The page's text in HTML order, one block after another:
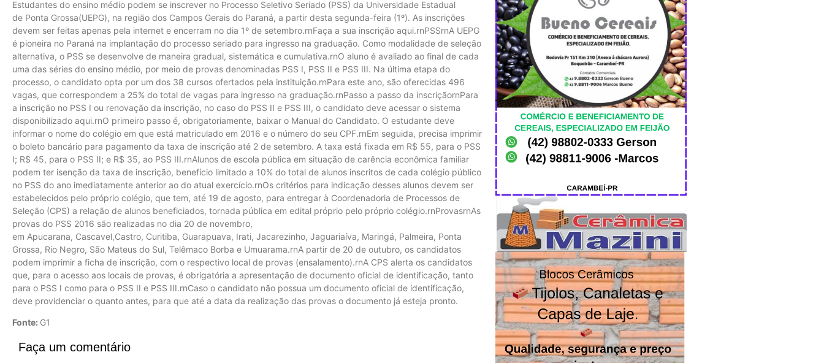
Estudantes do ensino médio podem se inscrever no Processo Seletivo Seriado (PSS) da Universidade Estadual
de Ponta Grossa(UEPG), na região dos Campos Gerais do Paraná, a partir desta segunda-feira (1º). As inscrições
devem ser feitas apenas pela internet e encerram no dia 1º de setembro.rnFaça a sua inscrição aqui.rnPSSrnA UEPG
é pioneira no Paraná na implantação do processo seriado para ingresso na graduação. Como modalidade de seleção
alternativa, o PSS se desenvolve de maneira gradual, sistemática e cumulativa.rnO aluno é avaliado ao final de cada
uma das séries do ensino médio, por meio de provas denominadas PSS I, PSS II e PSS III. Na última etapa do
processo, o candidato opta por um dos 38 cursos ofertados pela instituição.rnPara este ano, são oferecidas 496
vagas, que correspondem a 25% do total de vagas para ingresso na graduação.rnPasso a passo da inscriçãornPara
a inscrição no PSS I ou renovação da inscrição, no caso do PSS II e PSS III, o candidato deve acessar o sistema
disponibilizado aqui.rnO primeiro passo é, obrigatoriamente, baixar o Manual do Candidato. O estudante deve
informar o nome do colégio em que está matriculado em 2016 e o número do seu CPF.rnEm seguida, precisa imprimir
o boleto bancário para pagamento da taxa de inscrição até 2 de setembro. A taxa está fixada em R$ 55, para o PSS
I; R$ 45, para o PSS II; e R$ 35, ao PSS III.rnAlunos de escola pública em situação de carência econômica familiar
podem ter isenção da taxa de inscrição, benefício limitado a 10% do total de alunos inscritos de cada colégio público
no PSS do ano imediatamente anterior ao do atual exercício.rnOs critérios para indicação desses alunos devem ser
estabelecidos pelo próprio colégio, que tem, até 19 de agosto, para entregar à Coordenadoria de Processos de
Seleção (CPS) a relação de alunos beneficiados, tornada pública em edital próprio pelo próprio colégio.rnProvasrnAs
provas do PSS 2016 são realizadas no dia 20 de novembro,
em Apucarana, Cascavel,Castro, Curitiba, Guarapuava, Irati, Jacarezinho, Jaguariaíva, Maringá, Palmeira, Ponta
Grossa, Rio Negro, São Mateus do Sul, Telêmaco Borba e Umuarama.rnA partir de 20 de outubro, os candidatos
podem imprimir a ficha de inscrição, com o respectivo local de provas (ensalamento).rnA CPS alerta os candidatos
que, para o acesso aos locais de provas, é obrigatória a apresentação de documento oficial de identificação, tanto
para o PSS I como para o PSS II e PSS III.rnCaso o candidato não possua um documento oficial de identificação,
deve providenciar o quanto antes, para que até a data da realização das provas o documento já esteja pronto.
Fonte: G1
Faça um comentário